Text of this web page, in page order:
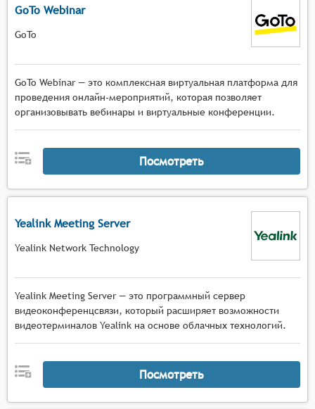
GoTo Webinar
GoTo
GoTo Webinar — это комплексная виртуальная платформа для
проведения онлайн-мероприятий, которая позволяет
организовывать вебинары и виртуальные конференции.
Посмотреть
Yealink Meeting Server
Yealink Network Technology
Yealink Meeting Server — это программный сервер
видеоконференцсвязи, который расширяет возможности
видеотерминалов Yealink на основе облачных технологий.
Посмотреть